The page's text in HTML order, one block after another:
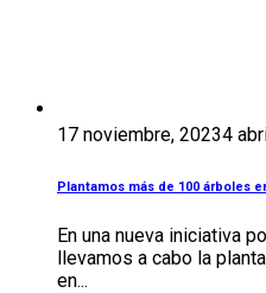
17 noviembre, 20234
Plantamos más de 100 árboles
En una nueva iniciativa
llevamos a cabo la
en...